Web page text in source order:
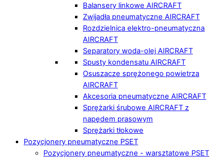
Balansery linkowe AIRCRAFT
Zwijadła pneumatyczne AIRCRAFT
Rozdzielnica elektro-pneumatyczna
AIRCRAFT
Separatory woda-olej AIRCRAFT
Spusty kondensatu AIRCRAFT
Osuszacze sprężonego powietrza
AIRCRAFT
Akcesoria pneumatyczne AIRCRAFT
Sprężarki śrubowe AIRCRAFT z
napędem prasowym
Sprężarki tłokowe
Pozycjonery pneumatyczne PSET
Pozycjonery pneumatyczne - warsztatowe PSET